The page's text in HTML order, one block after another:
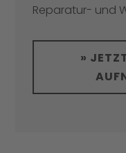
Reparatur- und
»